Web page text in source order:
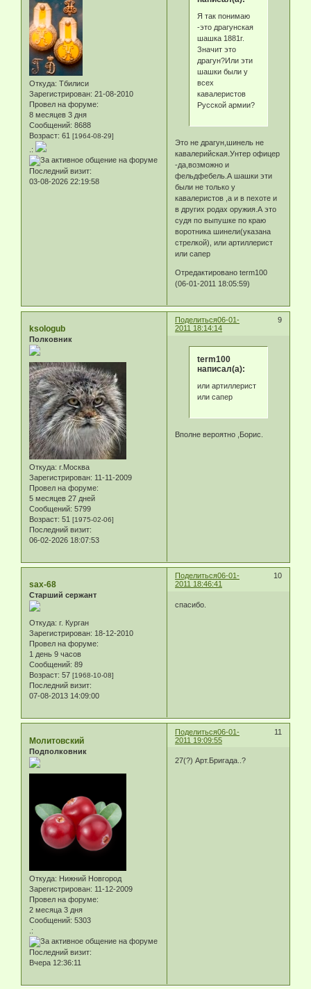
Откуда: Тбилиси
Зарегистрирован: 21-08-2010
Провел на форуме:
8 месяцев 3 дня
Сообщений: 8688
Возраст: 61 [1964-08-29]
.:
Последний визит:
03-08-2026 22:19:58
Я так понимаю
-это драгунская
шашка 1881г.
Значит это
драгун?Или эти
шашки были у
всех
кавалеристов
Русской армии?
Это не драгун,шинель не
кавалерийская.Унтер офицер
-да,возможно и
фельдфебель.А шашки эти
были не только у
кавалеристов ,а и в пехоте и
в других родах оружия.А это
судя по выпушке по краю
воротника шинели(указана
стрелкой), или артиллерист
или сапер
Отредактировано term100
(06-01-2011 18:05:59)
Поделиться 9
06-01-
2011 18:14:14
ksologub
Полковник
Откуда: г.Москва
Зарегистрирован: 11-11-2009
Провел на форуме:
5 месяцев 27 дней
Сообщений: 5799
Возраст: 51 [1975-02-06]
Последний визит:
06-02-2026 18:07:53
term100
написал(а):
или артиллерист
или сапер
Вполне вероятно ,Борис.
Поделиться 10
06-01-
2011 18:46:41
sax-68
Старший сержант
Откуда: г. Курган
Зарегистрирован: 18-12-2010
Провел на форуме:
1 день 9 часов
Сообщений: 89
Возраст: 57 [1968-10-08]
Последний визит:
07-08-2013 14:09:00
спасибо.
Поделиться 11
06-01-
2011 19:09:55
Молитовский
Подполковник
Откуда: Нижний Новгород
Зарегистрирован: 11-12-2009
Провел на форуме:
2 месяца 3 дня
Сообщений: 5303
.:
Последний визит:
Вчера 12:36:11
27(?) Арт.Бригада..?